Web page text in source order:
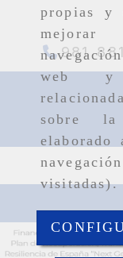
propias y
web y
sobre
981